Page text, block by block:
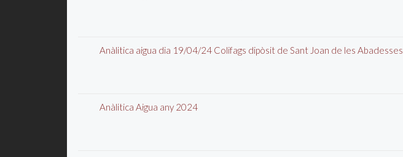
Anàlitica aigua dia 19/04/24 Colifags dipòsit de Sant Joan de les Abadesses
Anàlitica Aigua any 2024